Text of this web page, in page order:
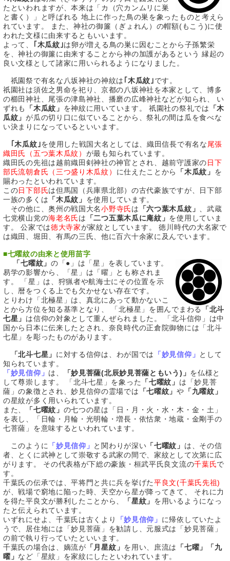
たといわれますが、本来は「カ（穴カンムリに巣
と書く）」と呼ばれる 地上に作った鳥の巣を象ったものと考えら
れています。 また、神社の御簾（ぎょれん）の帽額(もこう)に使
われた文様に由来するともいいます。
よって、
｢木瓜紋｣は卵が増える鳥の巣に因むことから子孫繁栄
を、神社の御簾に由来することから神の加護があるという 縁起の
良い文様として諸家に用いられるようになりました。
祇園祭で有名な八坂神社の神紋は ｢木瓜紋｣です。
祇園社は須佐之男命を祀り、京都の八坂神社を本家として、博多
の櫛田神社、尾張の津島神社、播磨の広峰神社などが知られ、 い
ずれも
「木瓜紋」 を神紋に用いています。 祇園社の祭礼では
「木
瓜紋」が瓜の切り口に似ていることから、祭礼の間は瓜を食べな
い決まりになっているといいます。
｢木瓜紋｣を使用した戦国大名としては、織田信長で有名な尾張
織田氏（五つ葉木瓜紋） が最も知られています。
織田氏の先祖は越前織田剣神社の神官とされ、越前守護家の日下
部氏流朝倉氏（三つ盛り木瓜紋） に仕えたことから 「木瓜紋」 を
賜わったといわれています。
この日下部氏は但馬国（兵庫県北部）の古代豪族ですが、日下部
一族の多くは 「木瓜紋」 を使用しています。
その他に、奥州の戦国大名小野寺氏は 「六つ葉木瓜紋」
、武蔵
七党横山党の海老名氏は 「二つ五葉木瓜に庵紋」 を使用していま
す。 公家では徳大寺家が家紋としています。 徳川時代の大名家で
は織田、堀田、有馬の三氏、他に百六十余家に及んでいます。
■七曜紋の由来と使用苗字
「七曜紋」 の「●」は「星」を表しています。
易学の影響から、「星」は「曜」とも称されま
す。 「星」は、狩猟者や航海士にその位置を示
し、暦をつくる上でも欠かせない存在です。
とりわけ「北極星」は、真北にあって動かないこ
とから方位を知る基準となり、 「北極星」を囲んでまわる
「北斗
七星」 は信仰の対象として重んぜられました。 「北斗信仰」は中
国から日本に伝来したとされ、奈良時代の正倉院御物には「北斗
七星」を彫ったものがあります。
「北斗七星」 に対する信仰は、わが国では 「妙見信仰」 として
知られています。
「妙見信仰」 は、 「妙見菩薩(北辰妙見菩薩ともいう)」 を仏様と
して尊崇します。 「北斗七星」を象った
「七曜紋」 は「妙見菩
薩」の象徴とされ、妙見信仰の霊場では
「七曜紋」や 「九曜紋」
の星紋が多く用いられています。
また、
「七曜紋」 の七つの星は「日・月・火・水・木・金・土」
を表し、「日輪・月輪・光明輪・増長・依怙衆・地蔵・金剛手の
七菩薩」を意味するといわれています。
このように 「妙見信仰」 と関わりが深い 「七曜紋」 は、その信
者、とくに武神として崇敬する武家の間で、家紋として次第に広
がります。 その代表格が下総の豪族・桓武平氏良文流の千葉氏で
す。
千葉氏の伝承では、平将門と共に兵を挙げた平良文(千葉氏先祖)
が、戦場で窮地に陥った時、天空から星が降ってきて、 それに力
を得た平良文が勝利したことから、
「星紋」 を用いるようになっ
たと伝えられています。
いずれにせよ、千葉氏は古くより
「妙見信仰」 に帰依していたよ
うで、居住地には「妙見菩薩」を勧請し、元服式は「妙見菩薩」
の前で執り行っていたといいます。
千葉氏の場合は、嫡流が 「月星紋」 を用い、庶流は
「七曜」「九
曜」 など「星紋」を家紋にしたといわれています。